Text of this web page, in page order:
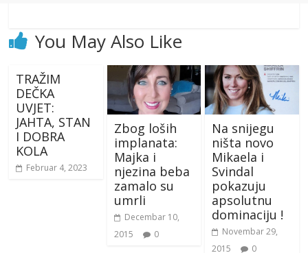
You May Also Like
TRAŽIM
DEČKA
UVJET:
JAHTA, STAN
I DOBRA
KOLA
Februar 4, 2023
Zbog loših
implanata:
Majka i
njezina beba
zamalo su
umrli
Decembar 10,
2015
0
Na snijegu
ništa novo
Mikaela i
Svindal
pokazuju
apsolutnu
dominaciju !
Novembar 29,
2015
0